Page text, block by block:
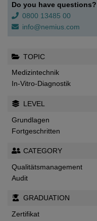
Do you have questions?
0800 13485 00
info@nemius.com
TOPIC
Medizintechnik
In-Vitro-Diagnostik
LEVEL
Grundlagen
Fortgeschritten
CATEGORY
Qualitätsmanagement
Audit
GRADUATION
Zertifikat